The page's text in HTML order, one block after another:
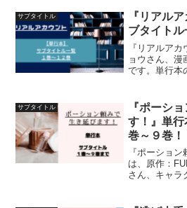
覧にして紹介
サブタイトル
『リアル
ブタイトル
『リアルア
ョウさん、漫
です。単行本
サブタイトル
『ポーシ
す！』単行
巻～９巻！
『ポーショ
は、原作：
さん、キャラ